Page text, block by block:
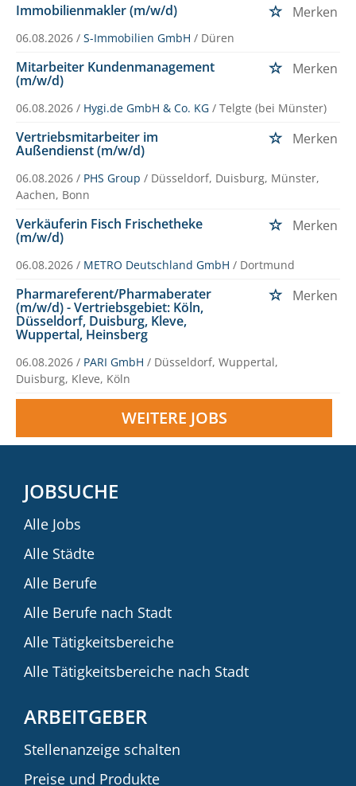
Immobilienmakler (m/w/d) Merken
06.08.2026 / S-Immobilien GmbH / Düren
Mitarbeiter Kundenmanagement
(m/w/d)
Merken
06.08.2026 / Hygi.de GmbH & Co. KG / Telgte (bei Münster)
Vertriebsmitarbeiter im
Außendienst (m/w/d)
Merken
06.08.2026 / PHS Group / Düsseldorf, Duisburg, Münster,
Aachen, Bonn
Verkäuferin Fisch Frischetheke
(m/w/d)
Merken
06.08.2026 / METRO Deutschland GmbH / Dortmund
Pharmareferent/Pharmaberater
(m/w/d) - Vertriebsgebiet: Köln,
Düsseldorf, Duisburg, Kleve,
Wuppertal, Heinsberg
Merken
06.08.2026 / PARI GmbH / Düsseldorf, Wuppertal,
Duisburg, Kleve, Köln
WEITERE JOBS
JOBSUCHE
Alle Jobs
Alle Städte
Alle Berufe
Alle Berufe nach Stadt
Alle Tätigkeitsbereiche
Alle Tätigkeitsbereiche nach Stadt
ARBEITGEBER
Stellenanzeige schalten
Preise und Produkte